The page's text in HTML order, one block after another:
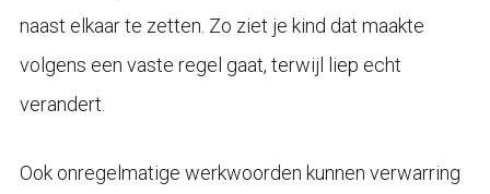
naast elkaar te zetten. Zo ziet je kind dat maakte
volgens een vaste regel gaat, terwijl liep echt
verandert.
Ook onregelmatige werkwoorden kunnen verwarring